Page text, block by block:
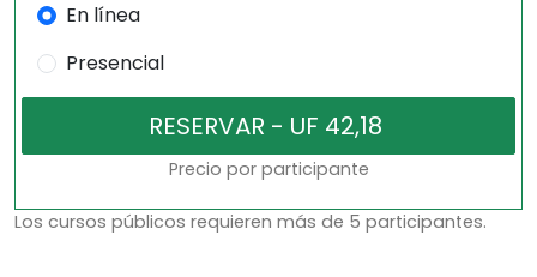
En línea
Presencial
Precio por participante
Los cursos públicos requieren más de 5 participantes.